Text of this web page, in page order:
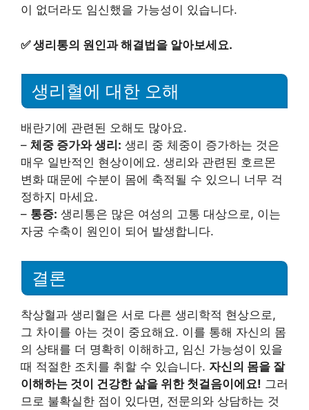
이 없더라도 임신했을 가능성이 있습니다.
✅생리통의 원인과 해결법을 알아보세요.
생리혈에 대한 오해
배란기에 관련된 오해도 많아요.
– 체중 증가와 생리: 생리 중 체중이 증가하는 것은
매우 일반적인 현상이에요. 생리와 관련된 호르몬
변화 때문에 수분이 몸에 축적될 수 있으니 너무 걱
정하지 마세요.
– 통증: 생리통은 많은 여성의 고통 대상으로, 이는
자궁 수축이 원인이 되어 발생합니다.
결론
착상혈과 생리혈은 서로 다른 생리학적 현상으로,
그 차이를 아는 것이 중요해요. 이를 통해 자신의 몸
의 상태를 더 명확히 이해하고, 임신 가능성이 있을
때 적절한 조치를 취할 수 있습니다. 자신의 몸을 잘
이해하는 것이 건강한 삶을 위한 첫걸음이에요! 그러
므로 불확실한 점이 있다면, 전문의와 상담하는 것